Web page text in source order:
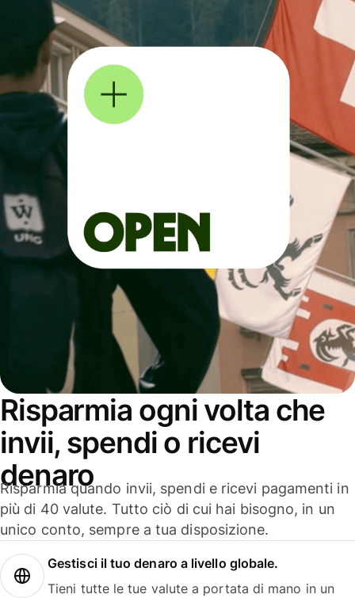
Risparmia ogni volta che
invii, spendi o ricevi
denaro
Risparmia quando invii, spendi e ricevi pagamenti in
più di 40 valute. Tutto ciò di cui hai bisogno, in un
unico conto, sempre a tua disposizione.
Gestisci il tuo denaro a livello globale.
Tieni tutte le tue valute a portata di mano in un